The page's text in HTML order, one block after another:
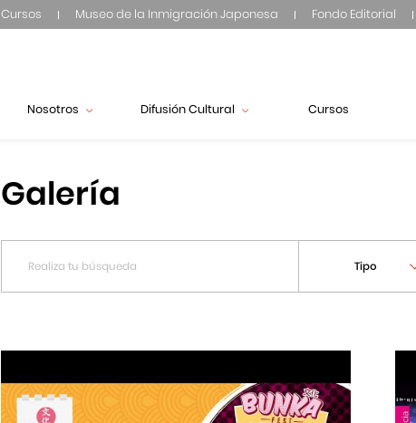
Cursos Museo de la Inmigración Japonesa Fondo Editorial
Nosotros Difusión Cultural Cursos
Galería
Tipo